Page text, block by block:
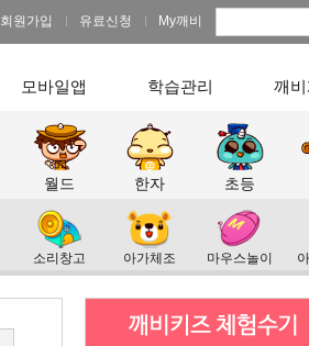
회원가입 유료신청 My깨비
모바일앱 학습관리 깨
월드 한자 초등
소리창고 아가체조 마우스놀이